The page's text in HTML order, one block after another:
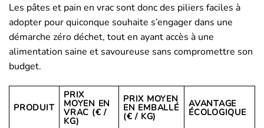
Les pâtes et pain en vrac sont donc des piliers faciles à
adopter pour quiconque souhaite s’engager dans une
démarche zéro déchet, tout en ayant accès à une
alimentation saine et savoureuse sans compromettre son
budget.
PRODUIT
PRIX
MOYEN EN
VRAC (€ /
KG)
PRIX MOYEN
EN EMBALLÉ
(€ / KG)
AVANTAGE
ÉCOLOGIQUE